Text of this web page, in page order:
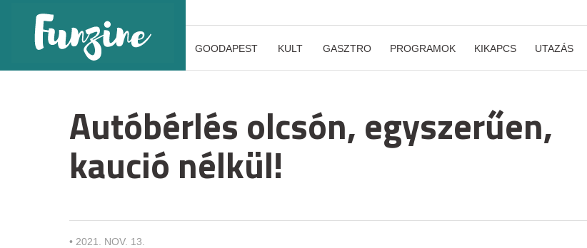
GOODAPEST KULT GASZTRO PROGRAMOK KIKAPCS UTAZÁS
Autóbérlés olcsón, egyszerűen,
kaució nélkül!
• 2021. NOV. 13.